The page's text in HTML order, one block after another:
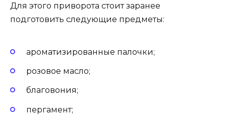
Для этого приворота стоит заранее
подготовить следующие предметы:
ароматизированные палочки;
розовое масло;
благовония;
пергамент;